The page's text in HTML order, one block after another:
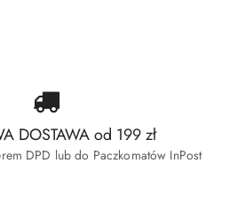
DOSTAWA od 199 zł
DPD lub do Paczkomatów InPost